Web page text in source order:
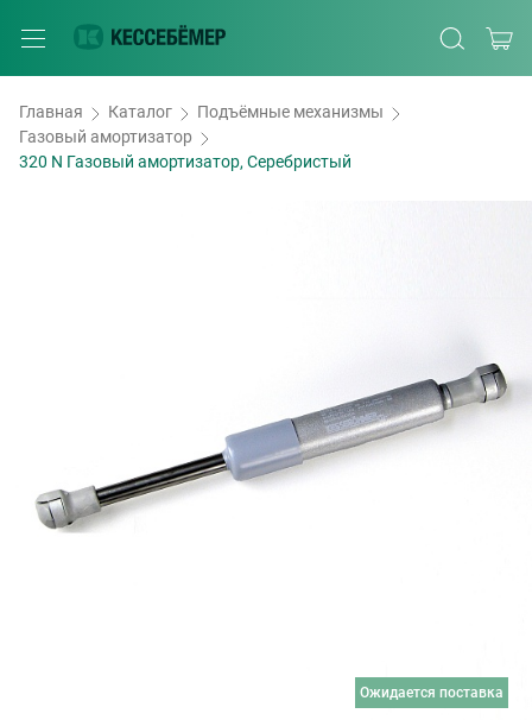
Главная Каталог
Подъёмные механизмы
Газовый амортизатор
320 N Газовый амортизатор, Серебристый
ожидается поставка